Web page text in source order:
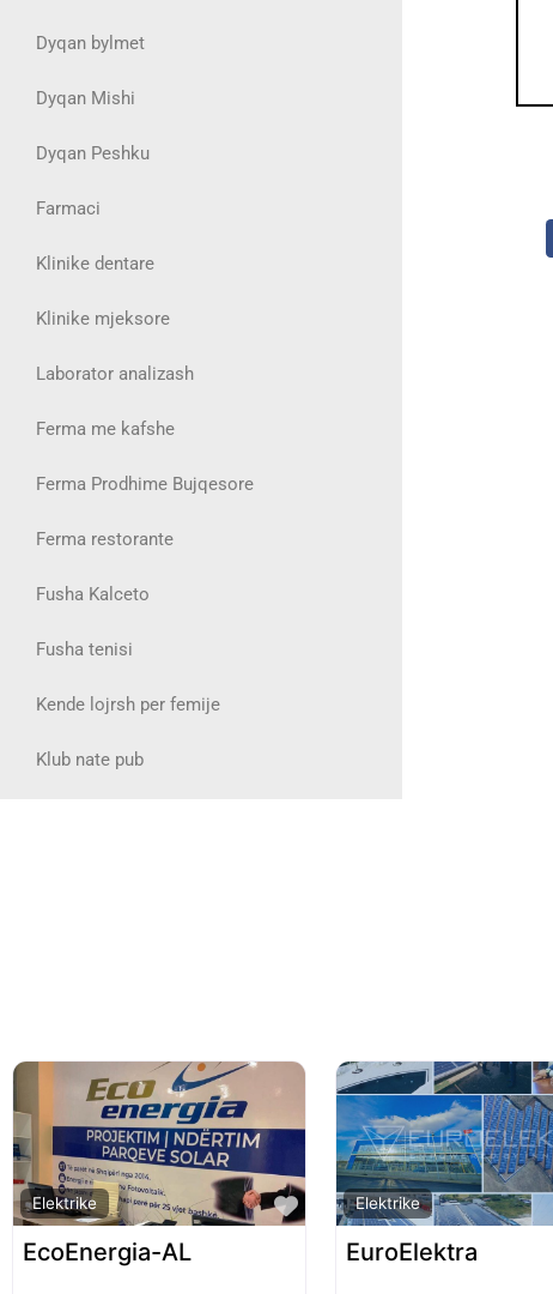
Dyqan bylmet
Dyqan Mishi
Dyqan Peshku
Farmaci
Klinike dentare
Klinike mjeksore
Laborator analizash
Ferma me kafshe
Ferma Prodhime Bujqesore
Ferma restorante
Fusha Kalceto
Fusha tenisi
Kende lojrsh per femije
Klub nate pub
Elektrike
Favorite
EcoEnergia-AL
Elektrike
EuroElektra